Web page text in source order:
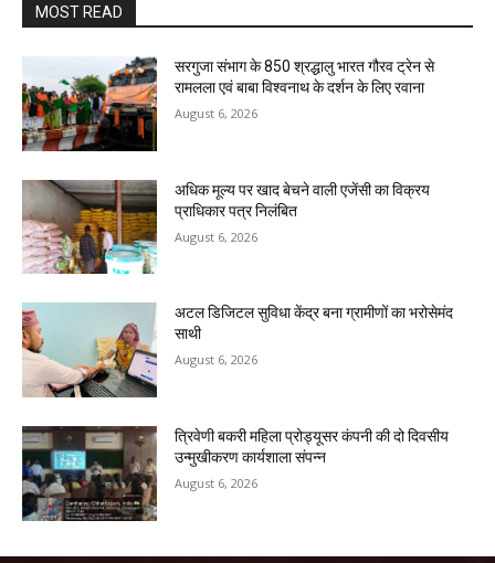
MOST READ
सरगुजा संभाग के 850 श्रद्धालु भारत गौरव ट्रेन से
रामलला एवं बाबा विश्वनाथ के दर्शन के लिए रवाना
August 6, 2026
अधिक मूल्य पर खाद बेचने वाली एजेंसी का विक्रय
प्राधिकार पत्र निलंबित
August 6, 2026
अटल डिजिटल सुविधा केंद्र बना ग्रामीणों का भरोसेमंद
साथी
August 6, 2026
त्रिवेणी बकरी महिला प्रोड्यूसर कंपनी की दो दिवसीय
उन्मुखीकरण कार्यशाला संपन्न
August 6, 2026